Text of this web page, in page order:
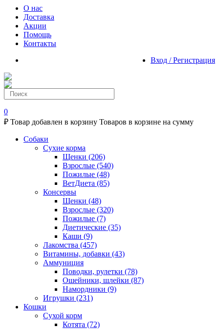
О нас
Доставка
Акции
Помощь
Контакты
Вход / Регистрация
0
₽ Товар добавлен в корзину Товаров в корзине на сумму
Собаки
Сухие корма
Щенки (206)
Взрослые (540)
Пожилые (48)
ВетДиета (85)
Консервы
Щенки (48)
Взрослые (320)
Пожилые (7)
Диетические (35)
Каши (9)
Лакомства (457)
Витамины, добавки (43)
Аммуниция
Поводки, рулетки (78)
Ошейники, шлейки (87)
Намордники (9)
Игрушки (231)
Кошки
Сухой корм
Котята (72)